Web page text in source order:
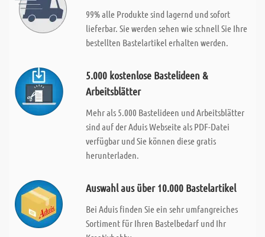
99% alle Produkte sind lagernd und sofort
lieferbar. Sie werden sehen wie schnell Sie Ihre
bestellten Bastelartikel erhalten werden.
5.000 kostenlose Bastelideen &
Arbeitsblätter
Mehr als 5.000 Bastelideen und Arbeitsblätter
sind auf der Aduis Webseite als PDF-Datei
verfügbar und Sie können diese gratis
herunterladen.
Auswahl aus über 10.000 Bastelartikel
Bei Aduis finden Sie ein sehr umfangreiches
Sortiment für Ihren Bastelbedarf und Ihr